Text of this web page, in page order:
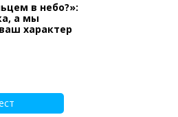
в небо?»:
а мы
характер